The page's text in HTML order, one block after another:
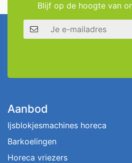
Blijf op de hoogte van
E-mailadres
Aanbod
Ijsblokjesmachines horeca
Barkoelingen
Horeca vriezers